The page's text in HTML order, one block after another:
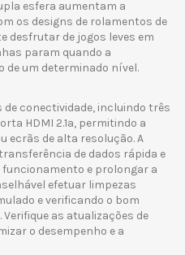
esfera aumentam a
os designs de rolamentos de
desfrutar de jogos leves em
param quando a
de um determinado nível.
de conectividade, incluindo três
HDMI 2.1a, permitindo a
ecrãs de alta resolução. A
de dados rápida e
funcionamento e prolongar a
efetuar limpezas
e verificando o bom
as atualizações de
o desempenho e a